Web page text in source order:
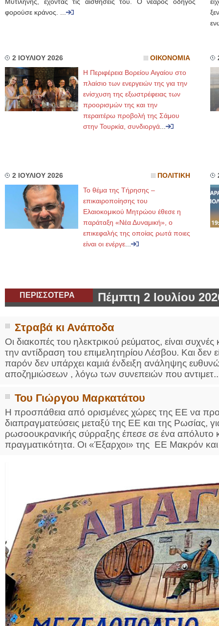
Μυτιλήνης, έχοντας τις αισθήσεις του. Ο νεαρός οδηγός
φορούσε κράνος. ...
2 ΙΟΥΛΙΟΥ 2026 ΟΙΚΟΝΟΜΙΑ
Η Περιφέρεια Βορείου Αιγαίου στο
πλαίσιο των ενεργειών της για την
ενίσχυση της εξωστρέφειας των
προορισμών της και την
περαιτέρω προβολή της Σάμου
στην Τουρκία, συνδιοργά
2 ΙΟΥΛΙΟΥ 2026 ΠΟΛΙΤΙΚΗ
To θέμα της Τήρησης –
επικαιροποίησης του
Ελαιοκομικού Μητρώου έθεσε η
παράταξη «Νέα Δυναμική», ο
επικεφαλής της οποίας ρωτά ποιες
είναι οι ενέργε
ΠΕΡΙΣΣΟΤΕΡΑ Πέμπτη 2 Ιουλίου
Στραβά κι Ανάποδα
Οι διακοπές του ηλεκτρικού ρεύματος, είναι
την αντίδραση του επιμελητηρίου Λέσβου. Και
παρόν δεν υπάρχει καμιά ένδειξη ανάληψης
αποζημιώσεων , λόγω των συνεπειών που
Του Γιώργου Μαρκατάτου
Η προσπάθεια από ορισμένες χώρες της ΕΕ να
διαπραγματεύσεις μεταξύ της ΕΕ και της Ρωσίας,
ρωσοουκρανικής σύρραξης έπεσε σε ένα απόλυτο
πραγματικότητα. Οι «Έξαρχοι» της ΕΕ Μακρόν